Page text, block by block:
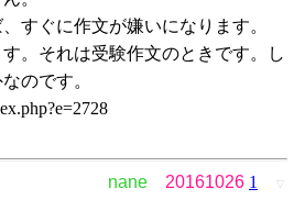
すぐに作文が嫌いになります。
。それは受験作文のときです。し
のです。
nane 20161026 1 ▽